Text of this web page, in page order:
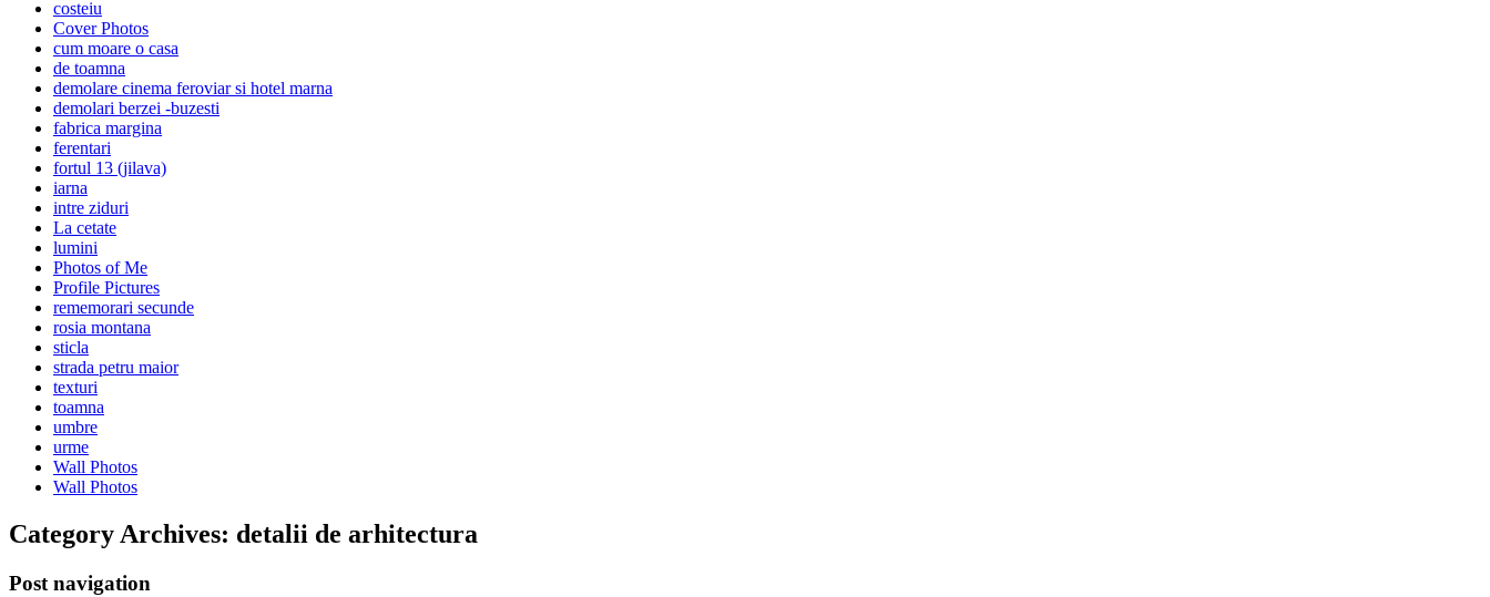
costeiu
Cover Photos
cum moare o casa
de toamna
demolare cinema feroviar si hotel marna
demolari berzei -buzesti
fabrica margina
ferentari
fortul 13 (jilava)
iarna
intre ziduri
La cetate
lumini
Photos of Me
Profile Pictures
rememorari secunde
rosia montana
sticla
strada petru maior
texturi
toamna
umbre
urme
Wall Photos
Wall Photos
Category Archives: detalii de arhitectura
Post navigation